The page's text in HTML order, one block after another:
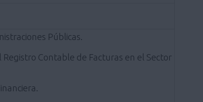
Públicas.
Contable de Facturas en el Sector